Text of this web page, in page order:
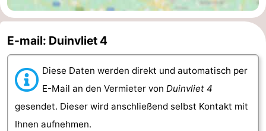
E-mail: Duinvliet 4
Diese Daten werden direkt und automatisch per
E-Mail an den Vermieter von Duinvliet 4
gesendet. Dieser wird anschließend selbst Kontakt mit
Ihnen aufnehmen.